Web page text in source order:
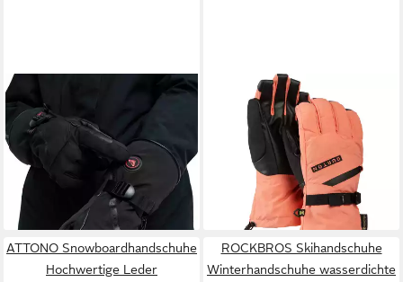
Snowboardhandschuhe Sierra
Warmlink
195,99 €
250,00 €
-22%
lieferbar - in 9-11 Werktagen bei
dir
BURTON
Snowboardhandschuhe
GORE-TEX GORE-TEX
69,95 €
UVP 99,95 €
lieferbar - in 4-5 Werktagen bei dir
ATTONO Snowboardhandschuhe
Hochwertige Leder
ROCKBROS Skihandschuhe
Winterhandschuhe wasserdichte